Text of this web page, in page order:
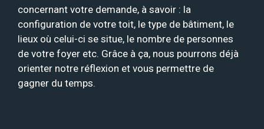
concernant votre demande, à savoir : la
configuration de votre toit, le type de bâtiment, le
lieux où celui-ci se situe, le nombre de personnes
de votre foyer etc. Grâce à ça, nous pourrons déjà
orienter notre réflexion et vous permettre de
gagner du temps.